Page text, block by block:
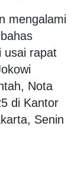
mengalami
usai rapat
Nota
di Kantor
Senin